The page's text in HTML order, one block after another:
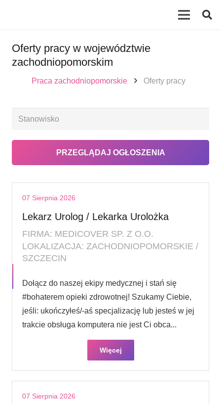
Oferty pracy w województwie
zachodniopomorskim
Praca zachodniopomorskie Oferty pracy
07 Sierpnia 2026
Lekarz Urolog / Lekarka Urolożka
FIRMA: MEDICOVER SP. Z O.O.
LOKALIZACJA: ZACHODNIOPOMORSKIE /
SZCZECIN
Dołącz do naszej ekipy medycznej i stań się
#bohaterem opieki zdrowotnej! Szukamy Ciebie,
jeśli​: ukończyłeś/-aś specjalizację lub jesteś w jej
trakcie obsługa komputera nie jest Ci obca...
Więcej
07 Sierpnia 2026